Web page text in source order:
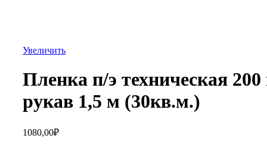
Увеличить
Пленка п/э техническая
рукав 1,5 м (30кв.м.)
1080,00₽